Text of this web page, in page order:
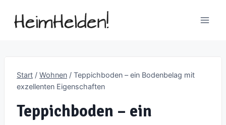
Inhalt
Start / Wohnen / Teppichboden – ein Bodenbelag mit
exzellenten Eigenschaften
Teppichboden – ein